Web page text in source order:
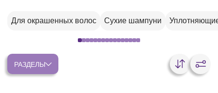
Для окрашенных волос Сухие шампуни
РАЗДЕЛЫ